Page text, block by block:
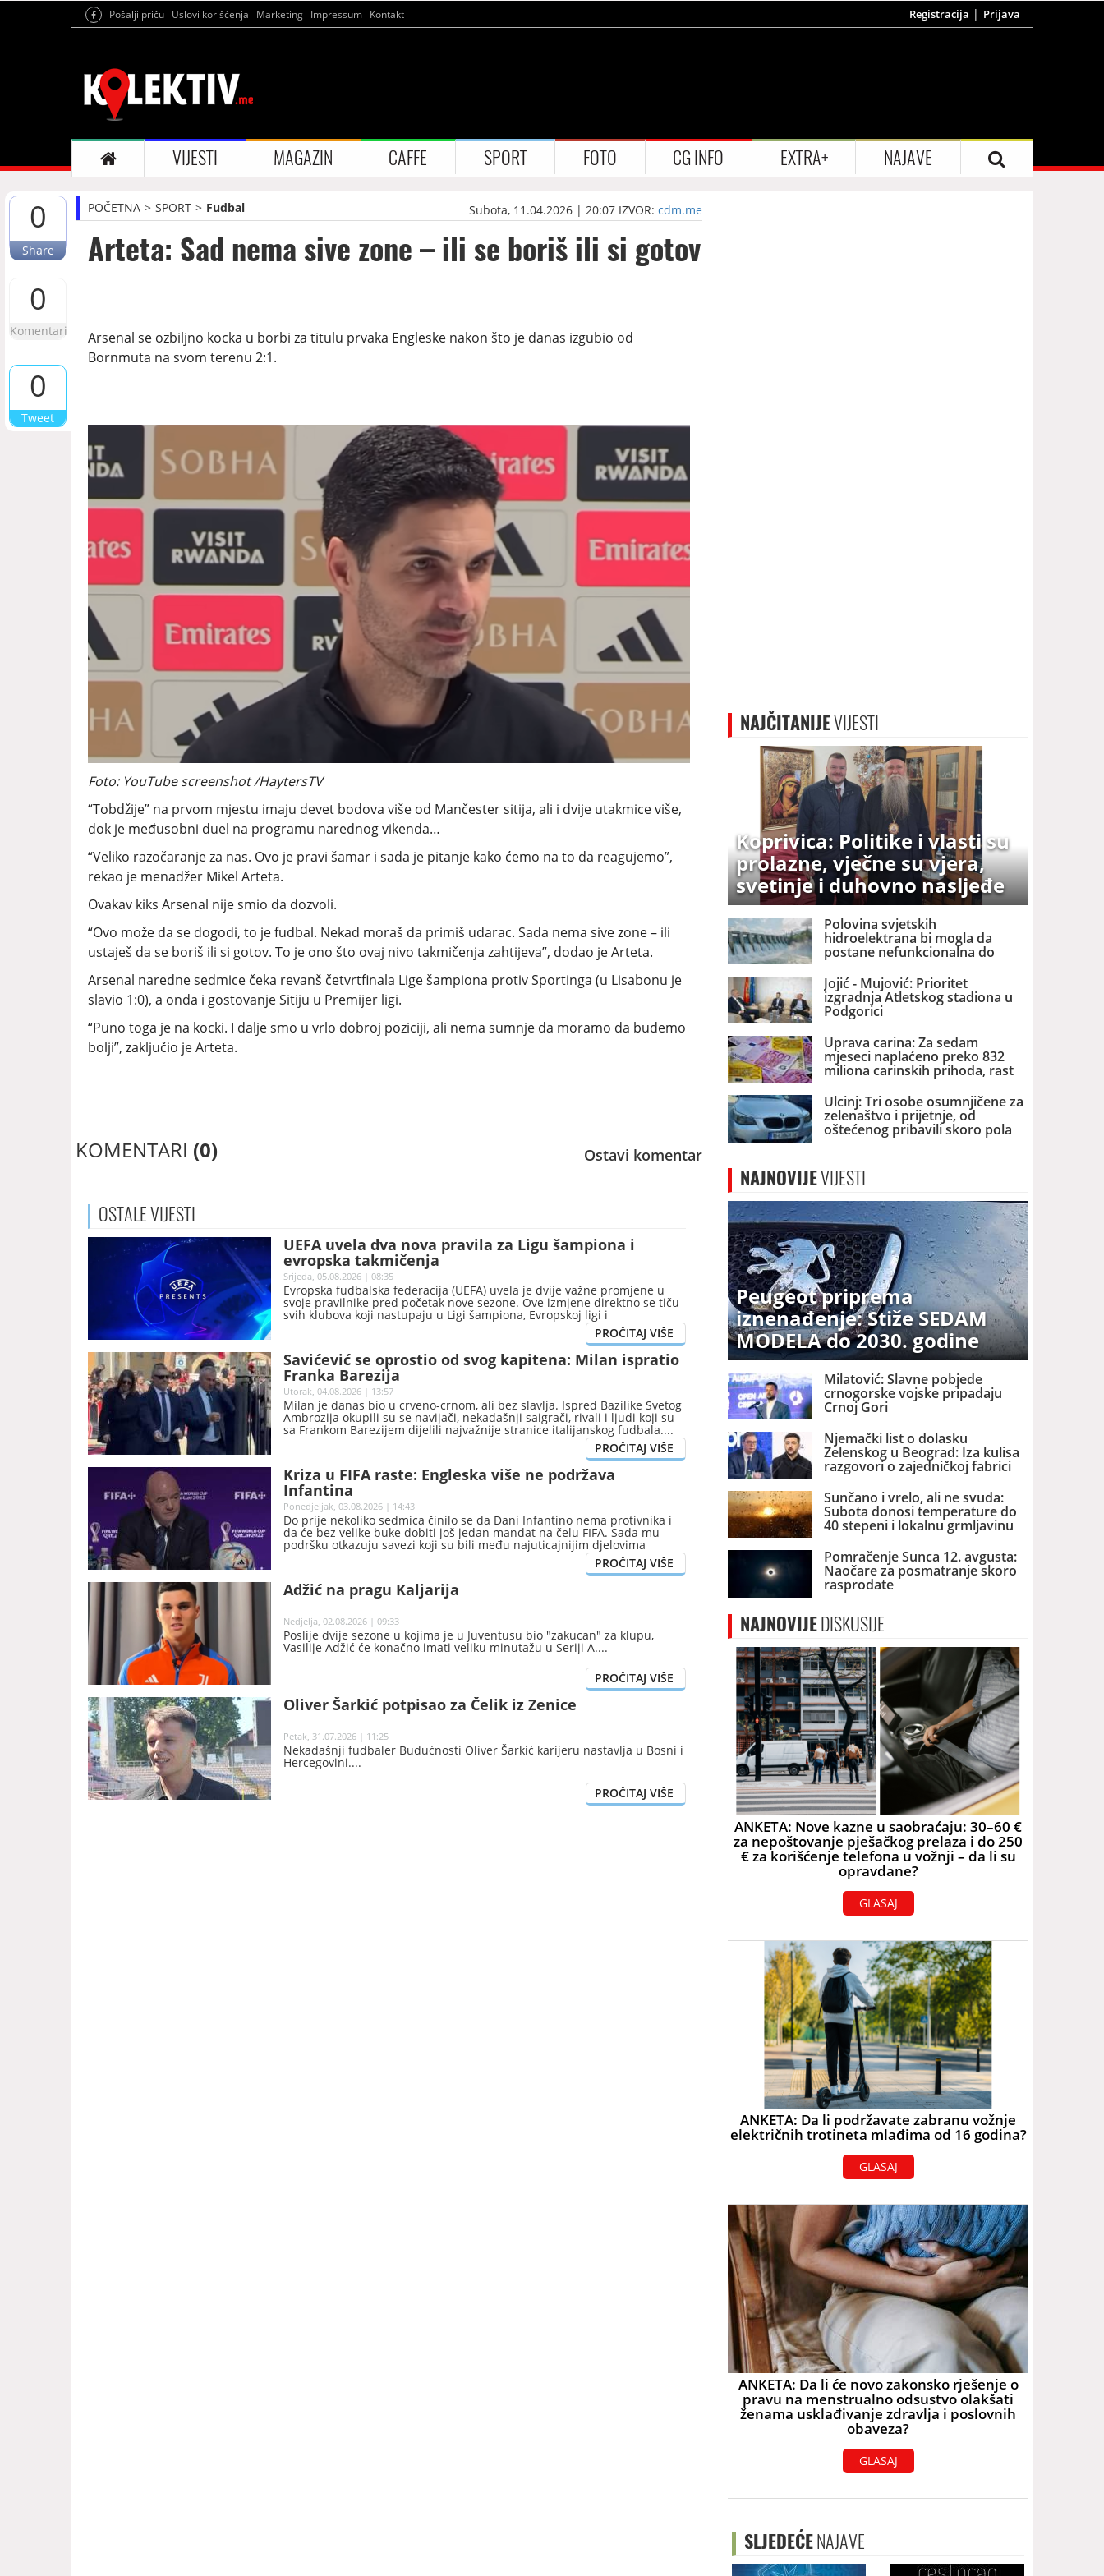
Pošalji priču Uslovi korišćenja Marketing Impressum Kontakt Registracija Prijava
VIJESTI MAGAZIN CAFFE SPORT FOTO CG INFO EXTRA+ NAJAVE
0
Share
0
Komentari
0
Tweet
POČETNA SPORT Fudbal Subota, 11.04.2026 | 20:07 IZVOR:cdm.me
Arteta: Sad nema sive zone – ili se boriš ili si gotov
Arsenal se ozbiljno kocka u borbi za titulu prvaka Engleske nakon što je danas izgubio od
Bornmuta na svom terenu 2:1.
Foto: YouTube screenshot /HaytersTV
“Tobdžije” na prvom mjestu imaju devet bodova više od Mančester sitija, ali i dvije utakmice više,
dok je međusobni duel na programu narednog vikenda…
“Veliko razočaranje za nas. Ovo je pravi šamar i sada je pitanje kako ćemo na to da reagujemo”,
rekao je menadžer Mikel Arteta.
Ovakav kiks Arsenal nije smio da dozvoli.
“Ovo može da se dogodi, to je fudbal. Nekad moraš da primiš udarac. Sada nema sive zone – ili
ustaješ da se boriš ili si gotov. To je ono što ovaj nivo takmičenja zahtijeva”, dodao je Arteta.
Arsenal naredne sedmice čeka revanš četvrtfinala Lige šampiona protiv Sportinga (u Lisabonu je
slavio 1:0), a onda i gostovanje Sitiju u Premijer ligi.
“Puno toga je na kocki. I dalje smo u vrlo dobroj poziciji, ali nema sumnje da moramo da budemo
bolji”, zaključio je Arteta.
KOMENTARI (0) Ostavi komentar
OSTALEVIJESTI
UEFA uvela dva nova pravila za Ligu šampiona i
evropska takmičenja
Srijeda, 05.08.2026 | 08:35
Evropska fudbalska federacija (UEFA) uvela je dvije važne promjene u
svoje pravilnike pred početak nove sezone. Ove izmjene direktno se tiču
svih klubova koji nastupaju u Ligi šampiona, Evropskoj ligi i
Savićević se oprostio od svog kapitena: Milan ispratio
Franka Barezija
Utorak, 04.08.2026 | 13:57
Milan je danas bio u crveno-crnom, ali bez slavlja. Ispred Bazilike Svetog
Ambrozija okupili su se navijači, nekadašnji saigrači, rivali i ljudi koji su
sa Frankom Barezijem dijelili najvažnije stranice italijanskog fudbala.
Kriza u FIFA raste: Engleska više ne podržava
Infantina
Ponedjeljak, 03.08.2026 | 14:43
Do prije nekoliko sedmica činilo se da Đani Infantino nema protivnika i
da će bez velike buke dobiti još jedan mandat na čelu FIFA. Sada mu
podršku otkazuju savezi koji su bili među najuticajnijim djelovima
njegove predsjedničke većine.
Adžić na pragu Kaljarija
Nedjelja, 02.08.2026 | 09:33
Poslije dvije sezone u kojima je u Juventusu bio "zakucan" za klupu,
Vasilije Adžić će konačno imati veliku minutažu u Seriji A.
Oliver Šarkić potpisao za Čelik iz Zenice
Petak, 31.07.2026 | 11:25
Nekadašnji fudbaler Budućnosti Oliver Šarkić karijeru nastavlja u Bosni i
Hercegovini.
NAJČITANIJEVIJESTI
Koprivica: Politike i vlasti su
prolazne, vječne su vjera,
svetinje i duhovno nasljeđe
Polovina svjetskih
hidroelektrana bi mogla da
postane nefunkcionalna do
2060. godine
Jojić - Mujović: Prioritet
izgradnja Atletskog stadiona u
Podgorici
Uprava carina: Za sedam
mjeseci naplaćeno preko 832
miliona carinskih prihoda, rast
za preko pet odsto
Ulcinj: Tri osobe osumnjičene za
zelenaštvo i prijetnje, od
oštećenog pribavili skoro pola
miliona eura
NAJNOVIJEVIJESTI
Peugeot priprema
iznenađenje: Stiže SEDAM
MODELA do 2030. godine
Milatović: Slavne pobjede
crnogorske vojske pripadaju
Crnoj Gori
Njemački list o dolasku
Zelenskog u Beograd: Iza kulisa
razgovori o zajedničkoj fabrici
dronova u Srbiji
Sunčano i vrelo, ali ne svuda:
Subota donosi temperature do
40 stepeni i lokalnu grmljavinu
Pomračenje Sunca 12. avgusta:
Naočare za posmatranje skoro
rasprodate
NAJNOVIJEDISKUSIJE
ANKETA: Nove kazne u saobraćaju: 30–60 €
za nepoštovanje pješačkog prelaza i do 250
€ za korišćenje telefona u vožnji – da li su
opravdane?
GLASAJ
ANKETA: Da li podržavate zabranu vožnje
električnih trotineta mlađima od 16 godina?
GLASAJ
ANKETA: Da li će novo zakonsko rješenje o
pravu na menstrualno odsustvo olakšati
ženama usklađivanje zdravlja i poslovnih
obaveza?
GLASAJ
SLJEDEĆENAJAVE